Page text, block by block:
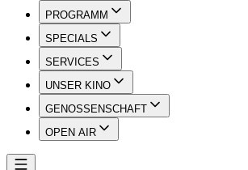
PROGRAMM
SPECIALS
SERVICES
UNSER KINO
GENOSSENSCHAFT
OPEN AIR